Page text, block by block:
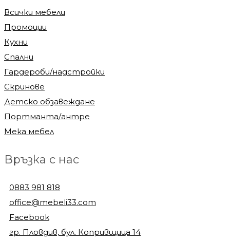
Всички мебели
Промоции
Кухни
Спални
Гардероби/надстройки
Скринове
Детско обзавеждане
Портманта/антре
Мека мебел
Връзка с нас
0883 981 818
office@mebeli33.com
Facebook
гр. Пловдив, бул. Копривщица 14